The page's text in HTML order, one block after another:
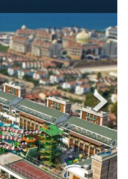
КОНТАКТИ
Запитване